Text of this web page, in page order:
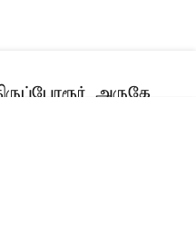
அருகே